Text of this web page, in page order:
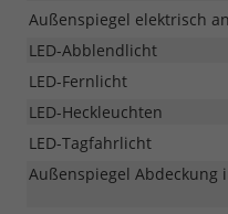
Außenspiegel elektrisch
LED-Abblendlicht
LED-Fernlicht
LED-Heckleuchten
LED-Tagfahrlicht
Außenspiegel Abdeckung